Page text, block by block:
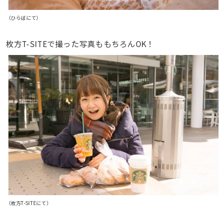
（ひらばにて）
枚方T-SITEで撮った写真ももちろんOK！
（枚方T-SITEにて）